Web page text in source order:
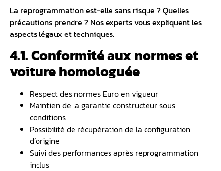
La reprogrammation est-elle sans risque ? Quelles
précautions prendre ? Nos experts vous expliquent les
aspects légaux et techniques.
4.1. Conformité aux normes et
voiture homologuée
Respect des normes Euro en vigueur
Maintien de la garantie constructeur sous
conditions
Possibilité de récupération de la configuration
d’origine
Suivi des performances après reprogrammation
inclus